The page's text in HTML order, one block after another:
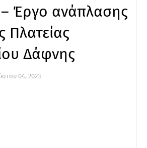
Έργο ανάπλασης
Πλατείας
Δάφνης
04, 2023